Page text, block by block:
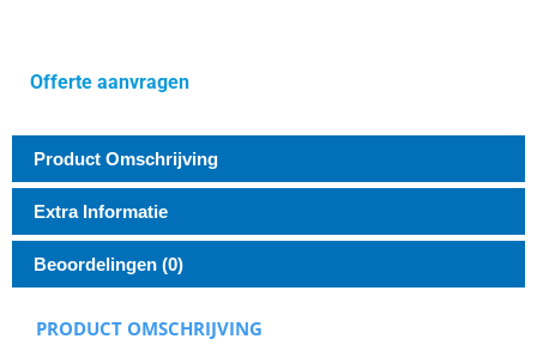
Offerte aanvragen
Product Omschrijving
Extra Informatie
Beoordelingen (0)
PRODUCT OMSCHRIJVING